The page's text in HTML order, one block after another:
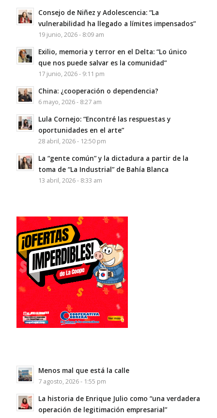
Consejo de Niñez y Adolescencia: “La
vulnerabilidad ha llegado a límites impensados”
19 junio, 2026 - 8:09 am
Exilio, memoria y terror en el Delta: “Lo único
que nos puede salvar es la comunidad”
17 junio, 2026 - 9:11 pm
China: ¿cooperación o dependencia?
6 mayo, 2026 - 8:27 am
Lula Cornejo: “Encontré las respuestas y
oportunidades en el arte”
28 abril, 2026 - 12:50 pm
La “gente común” y la dictadura a partir de la
toma de “La Industrial” de Bahía Blanca
13 abril, 2026 - 8:33 am
Menos mal que está la calle
7 agosto, 2026 - 1:55 pm
La historia de Enrique Julio como “una verdadera
operación de legitimación empresarial”